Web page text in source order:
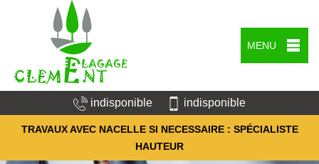
MENU
indisponible indisponible
TRAVAUX AVEC NACELLE SI NECESSAIRE : SPÉCIALISTE
HAUTEUR